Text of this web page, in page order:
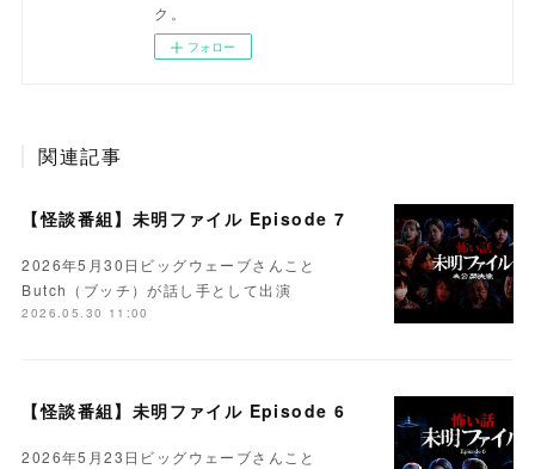
ク。
フォロー
関連記事
【怪談番組】未明ファイル Episode 7
2026年5月30日ビッグウェーブさんこと
Butch（ブッチ）が話し手として出演
2026.05.30 11:00
【怪談番組】未明ファイル Episode 6
2026年5月23日ビッグウェーブさんこと